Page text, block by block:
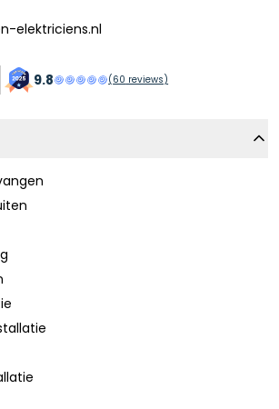
elektriciens.nl
9.8 (60 reviews)